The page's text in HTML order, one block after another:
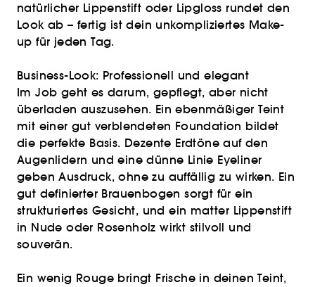
natürlicher Lippenstift oder Lipgloss rundet den
Look ab – fertig ist dein unkompliziertes Make-
up für jeden Tag.
Business-Look: Professionell und elegant
Im Job geht es darum, gepflegt, aber nicht
überladen auszusehen. Ein ebenmäßiger Teint
mit einer gut verblendeten Foundation bildet
die perfekte Basis. Dezente Erdtöne auf den
Augenlidern und eine dünne Linie Eyeliner
geben Ausdruck, ohne zu auffällig zu wirken. Ein
gut definierter Brauenbogen sorgt für ein
strukturiertes Gesicht, und ein matter Lippenstift
in Nude oder Rosenholz wirkt stilvoll und
souverän.
Ein wenig Rouge bringt Frische in deinen Teint,